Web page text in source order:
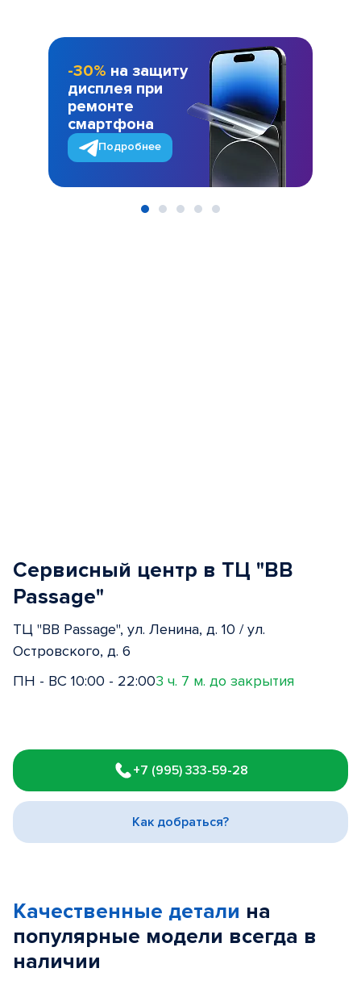
-30% на защиту
дисплея при
ремонте
смартфона
Подробнее
Сервисный центр в ТЦ "BB
Passage"
ТЦ "BB Passage", ул. Ленина, д. 10 / ул.
Островского, д. 6
ПН - ВС 10:00 - 22:003 ч. 7 м. до закрытия
1
of
3
+7 (995) 333-59-28
Как добраться?
Качественные детали на
популярные модели всегда в
наличии